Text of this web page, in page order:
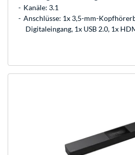
Kanäle: 3.1
Anschlüsse: 1x 3,5-mm-
Digitaleingang, 1x USB 2.0, 1x